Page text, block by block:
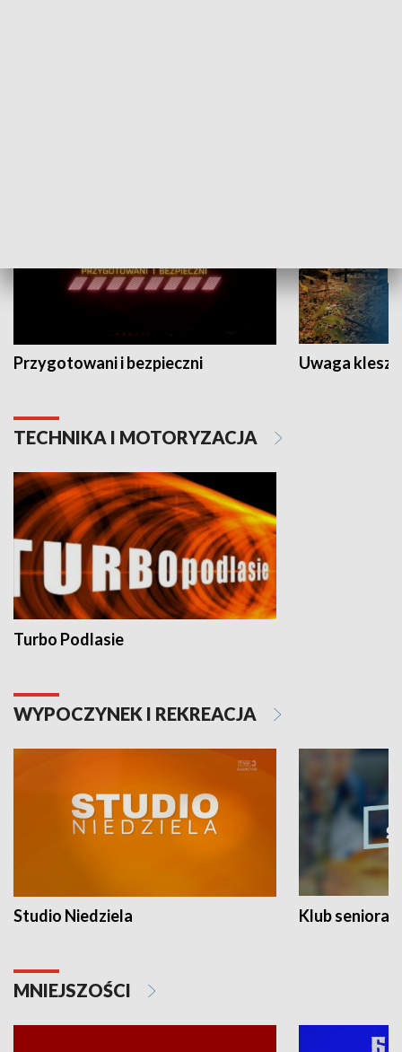
Przygotowani i bezpieczni Uwaga
TECHNIKA I MOTORYZACJA
Turbo Podlasie
WYPOCZYNEK I REKREACJA
Studio Niedziela Klub seniora
MNIEJSZOŚCI